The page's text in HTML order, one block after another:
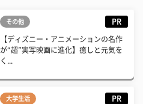
その他 PR
【ディズニー・アニメーションの名作
が“超”実写映画に進化】癒しと元気を
く...
大学生活 PR